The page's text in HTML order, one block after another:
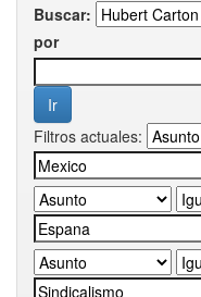
Buscar:
por
Filtros actuales: